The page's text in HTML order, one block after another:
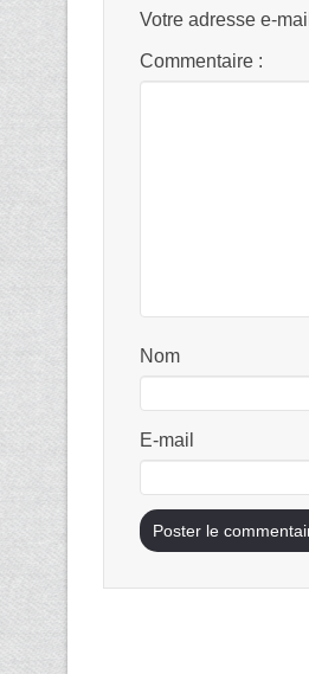
Votre adresse e-
Commentaire :
Nom
E-mail